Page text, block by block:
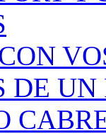
DE